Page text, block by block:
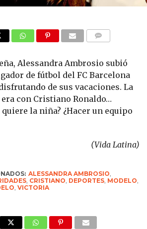
Alessandra Ambrosio subió
de fútbol del FC Barcelona
de sus vacaciones. La
con Cristiano Ronaldo…
quiere la niña? ¿Hacer un equipo
(Vida Latina)
ALESSANDRA AMBROSIO
CRISTIANO DEPORTES MODELO
,VICTORIA